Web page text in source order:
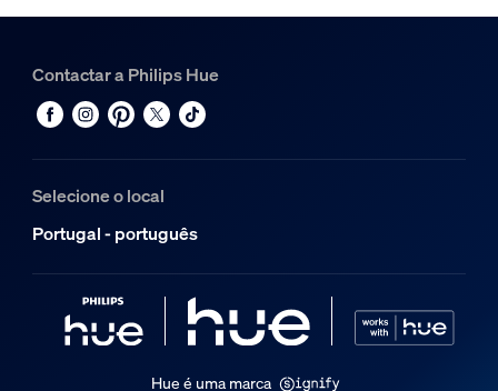
Contactar a Philips Hue
Selecione o local
Portugal - português
Hue é uma marca